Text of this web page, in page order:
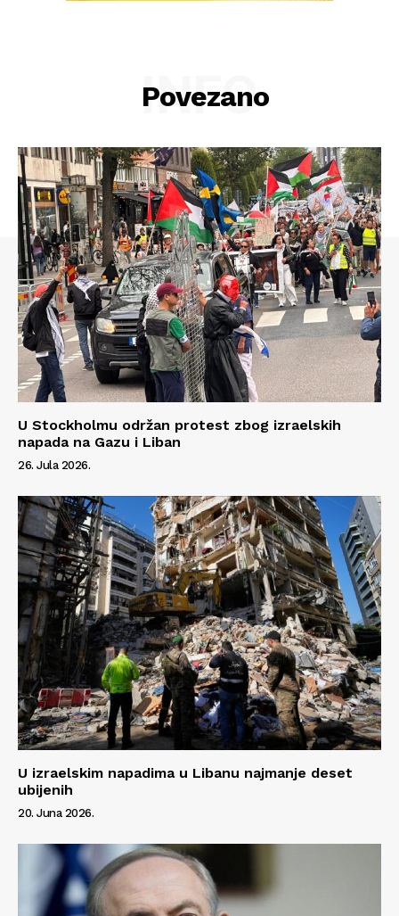
Info
O nama
Kontakt
Povezano
INFO
U Stockholmu održan protest zbog izraelskih
napada na Gazu i Liban
26. Jula 2026.
U izraelskim napadima u Libanu najmanje deset
ubijenih
20. Juna 2026.